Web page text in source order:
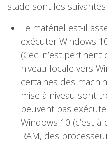
stade sont les suivantes
Le matériel est-il
exécuter Windows
(Ceci n’est pertinent
niveau locale vers
certaines des
mise à niveau sont
peuvent pas
Windows 10 (c’est-
RAM, des